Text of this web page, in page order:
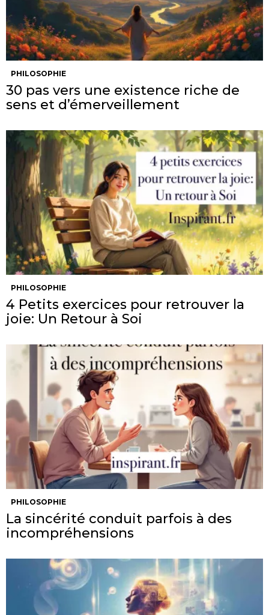
PHILOSOPHIE
30 pas vers une existence riche de
sens et d’émerveillement
PHILOSOPHIE
4 Petits exercices pour retrouver la
joie: Un Retour à Soi
PHILOSOPHIE
La sincérité conduit parfois à des
incompréhensions